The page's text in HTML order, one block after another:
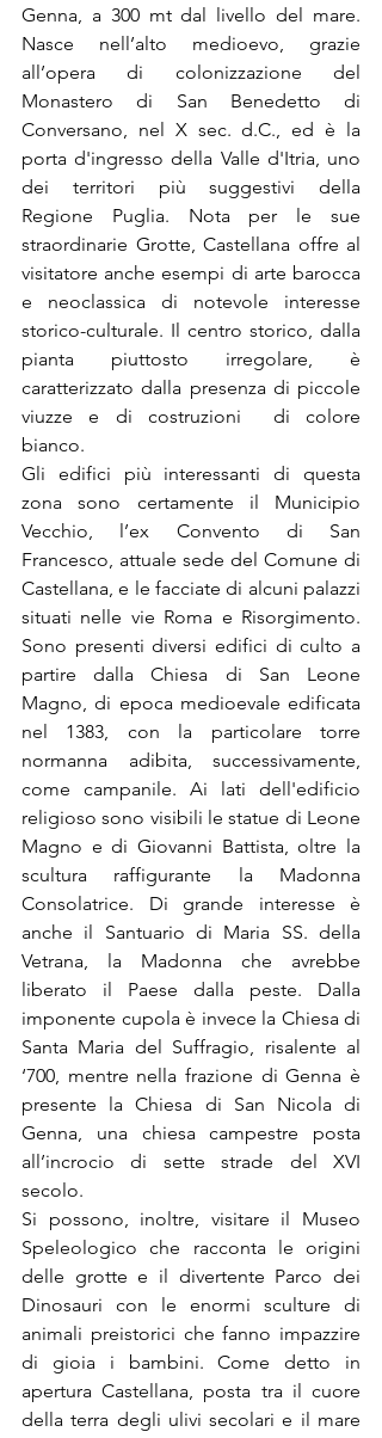
Genna, a 300 mt dal livello del mare.
Nasce nell’alto medioevo, grazie
all’opera di colonizzazione del
Monastero di San Benedetto di
Conversano, nel X sec. d.C., ed è la
porta d'ingresso della Valle d'Itria, uno
dei territori più suggestivi della
Regione Puglia. Nota per le sue
straordinarie Grotte, Castellana offre al
visitatore anche esempi di arte barocca
e neoclassica di notevole interesse
storico-culturale. Il centro storico, dalla
pianta piuttosto irregolare, è
caratterizzato dalla presenza di piccole
viuzze e di costruzioni  di colore
bianco.
Gli edifici più interessanti di questa
zona sono certamente il Municipio
Vecchio, l’ex Convento di San
Francesco, attuale sede del Comune di
Castellana, e le facciate di alcuni palazzi
situati nelle vie Roma e Risorgimento.
Sono presenti diversi edifici di culto a
partire dalla Chiesa di San Leone
Magno, di epoca medioevale edificata
nel 1383, con la particolare torre
normanna adibita, successivamente,
come campanile. Ai lati dell'edificio
religioso sono visibili le statue di Leone
Magno e di Giovanni Battista, oltre la
scultura raffigurante la Madonna
Consolatrice. Di grande interesse è
anche il Santuario di Maria SS. della
Vetrana, la Madonna che avrebbe
liberato il Paese dalla peste. Dalla
imponente cupola è invece la Chiesa di
Santa Maria del Suffragio, risalente al
‘700, mentre nella frazione di Genna è
presente la Chiesa di San Nicola di
Genna, una chiesa campestre posta
all’incrocio di sette strade del XVI
secolo.
Si possono, inoltre, visitare il Museo
Speleologico che racconta le origini
delle grotte e il divertente Parco dei
Dinosauri con le enormi sculture di
animali preistorici che fanno impazzire
di gioia i bambini. Come detto in
apertura Castellana, posta tra il cuore
della terra degli ulivi secolari e il mare